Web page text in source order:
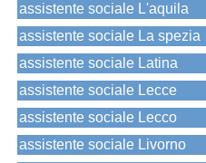
assistente sociale L'aquila
assistente sociale La spezia
assistente sociale Latina
assistente sociale Lecce
assistente sociale Lecco
assistente sociale Livorno